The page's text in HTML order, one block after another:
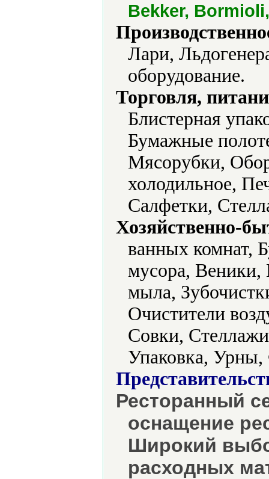
Bekker,
Лари,
оборудование.
Торговля,
Блистерная
Бумажные
Мясорубки,
холодильное,
Салфетки,
Хозяйственно-
ванных комнат,
мусора, Веники,
мыла,
Очистители
Совки, Стеллажи
Упаковка,
Ресторанный
оснащение
Широкий
расходных